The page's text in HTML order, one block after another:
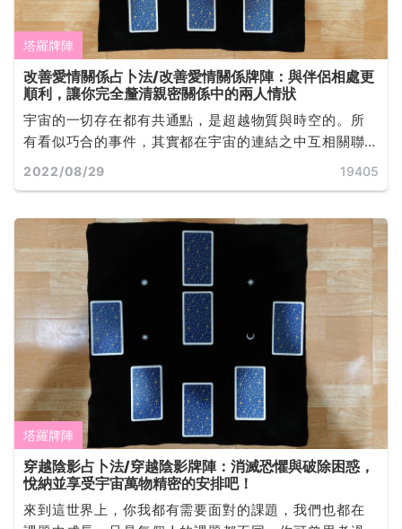
塔羅牌陣
改善愛情關係占卜法/改善愛情關係牌陣：與伴侶相處更
順利，讓你完全釐清親密關係中的兩人情狀
宇宙的一切存在都有共通點，是超越物質與時空的。所
有看似巧合的事件，其實都在宇宙的連結之中互相關聯
著。藉由這樣的原理，隨機抽出來的牌，一定和所問的
2022/08/29 19405
塔羅牌陣
穿越陰影占卜法/穿越陰影牌陣：消滅恐懼與破除困惑，
悅納並享受宇宙萬物精密的安排吧！
來到這世界上，你我都有需要面對的課題，我們也都在